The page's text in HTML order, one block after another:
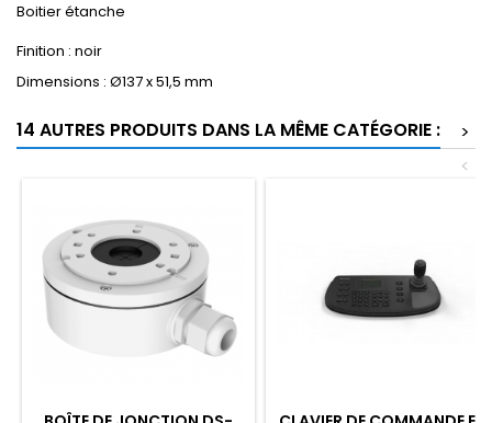
Boitier étanche
Finition : noir
Dimensions : Ø137 x 51,5 mm
14 AUTRES PRODUITS DANS LA MÊME CATÉGORIE :
>
<